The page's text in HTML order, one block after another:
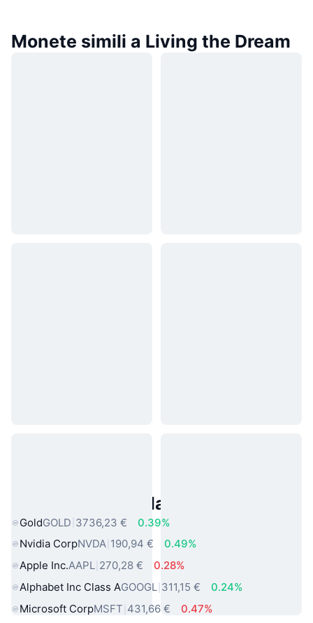
Monete simili a Living the Dream
Asset reali popolari
GoldGOLD 3736,23 €
0.39%
Nvidia CorpNVDA 190,94 €
0.49%
Apple Inc.AAPL 270,28 €
0.28%
Alphabet Inc Class AGOOGL 311,15 €
0.24%
Microsoft CorpMSFT 431,66 €
0.47%